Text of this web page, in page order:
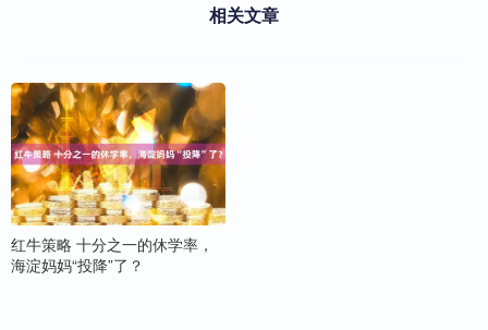
相关文章
红牛策略 十分之一的休学率，
海淀妈妈“投降”了？